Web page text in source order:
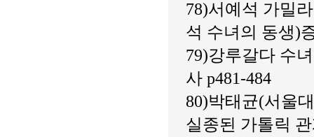
78)서예석 가밀
석 수녀의 동생)
79)강루갈다 수
사 p481-484
80)박태균(서울
실종된 가톨릭